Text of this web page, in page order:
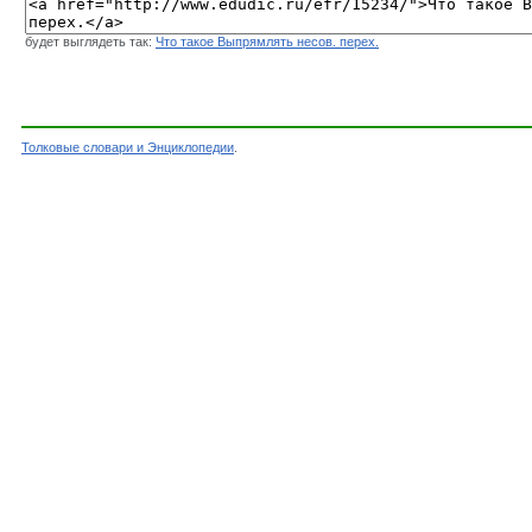
будет выглядеть так: Что такое Выпрямлять несов. перех.
Толковые словари и Энциклопедии